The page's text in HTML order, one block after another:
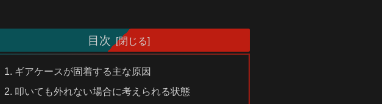
目次
ギアケースが固着する主な原因
叩いても外れない場合に考えられる状態